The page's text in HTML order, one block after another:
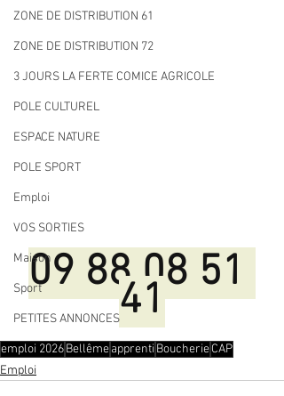
ZONE DE DISTRIBUTION 61
ZONE DE DISTRIBUTION 72
3 JOURS LA FERTE COMICE AGRICOLE
POLE CULTUREL
ESPACE NATURE
POLE SPORT
Emploi
VOS SORTIES
Maison
Sport
PETITES ANNONCES
09 88 08 51
41
emploi 2026Bellêmeapprenti BoucherieCAP
Emploi